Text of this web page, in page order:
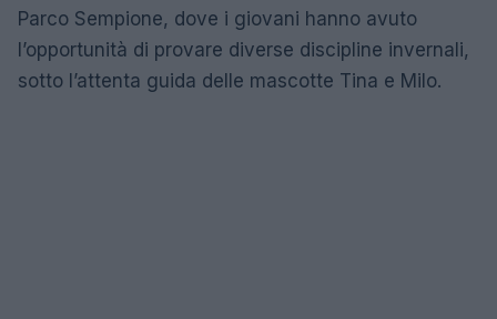
Parco Sempione, dove i giovani hanno avuto
l’opportunità di provare diverse discipline invernali,
sotto l’attenta guida delle mascotte Tina e Milo.